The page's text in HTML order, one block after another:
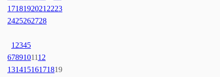
1718192021 2223
2425262728
1 2345
6789101112
13141516171819